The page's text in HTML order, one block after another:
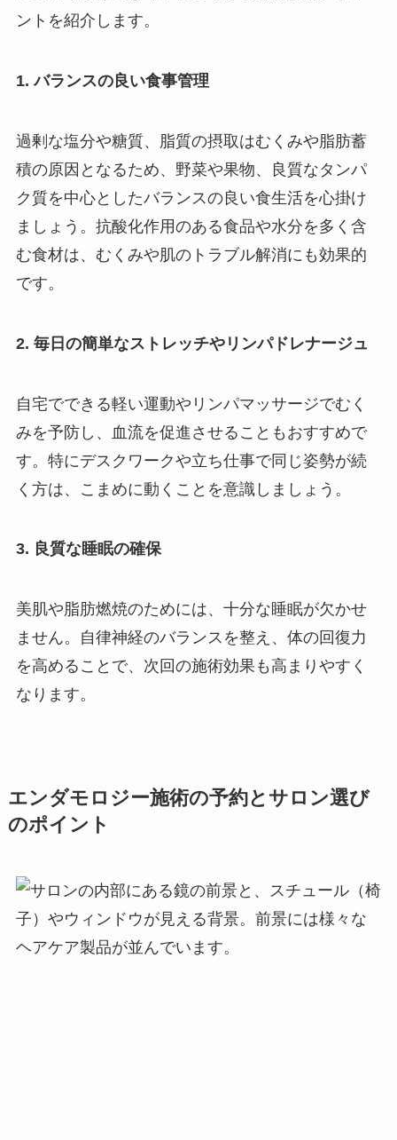
ントを紹介します。
1. バランスの良い食事管理
過剰な塩分や糖質、脂質の摂取はむくみや脂肪蓄
積の原因となるため、野菜や果物、良質なタンパ
ク質を中心としたバランスの良い食生活を心掛け
ましょう。抗酸化作用のある食品や水分を多く含
む食材は、むくみや肌のトラブル解消にも効果的
です。
2. 毎日の簡単なストレッチやリンパドレナージュ
自宅でできる軽い運動やリンパマッサージでむく
みを予防し、血流を促進させることもおすすめで
す。特にデスクワークや立ち仕事で同じ姿勢が続
く方は、こまめに動くことを意識しましょう。
3. 良質な睡眠の確保
美肌や脂肪燃焼のためには、十分な睡眠が欠かせ
ません。自律神経のバランスを整え、体の回復力
を高めることで、次回の施術効果も高まりやすく
なります。
エンダモロジー施術の予約とサロン選び
のポイント